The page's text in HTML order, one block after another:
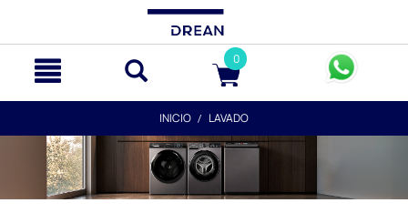
0
INICIO LAVADO